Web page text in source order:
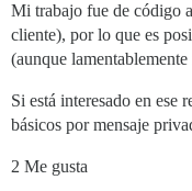
Mi trabajo fue de código
cliente), por lo que es
(aunque
Si está interesado en ese
básicos por mensaje
2 Me gusta